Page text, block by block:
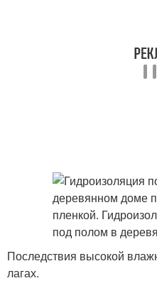
Последствия высокой
лагах.